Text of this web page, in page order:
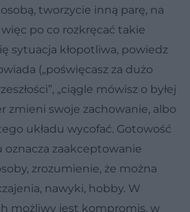
tworzycie inną parę, na
po co rozkręcać takie
sytuacja kłopotliwa, powiedz
(„poświęcasz za dużo
„ciągle mówisz o byłej
zmieni swoje zachowanie, albo
układu wycofać. Gotowość
zaakceptowanie
zrozumienie, że można
nawyki, hobby. W
możliwy jest kompromis, w